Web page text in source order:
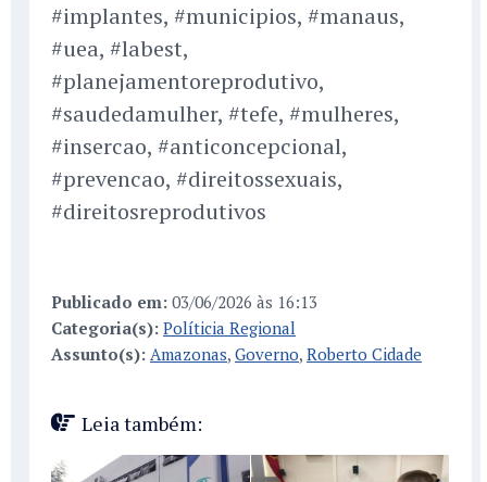
#implantes, #municipios, #manaus,
#uea, #labest,
#planejamentoreprodutivo,
#saudedamulher, #tefe, #mulheres,
#insercao, #anticoncepcional,
#prevencao, #direitossexuais,
#direitosreprodutivos
Publicado em: 03/06/2026 às 16:13
Categoria(s): Políticia Regional
Assunto(s): Amazonas, Governo, Roberto Cidade
Leia também: